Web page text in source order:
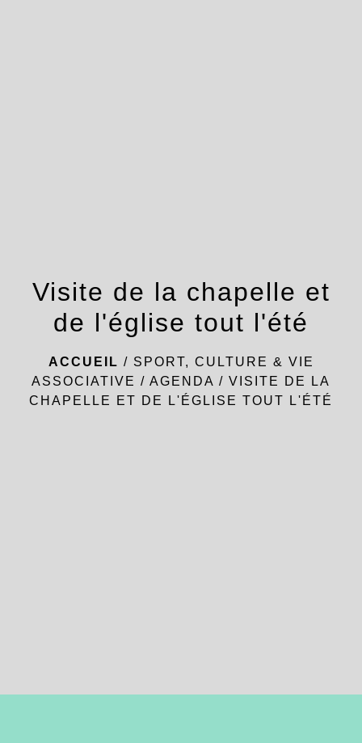
Visite de la chapelle et
de l'église tout l'été
ACCUEIL / SPORT, CULTURE & VIE
ASSOCIATIVE / AGENDA / VISITE DE LA
CHAPELLE ET DE L'ÉGLISE TOUT L'ÉTÉ